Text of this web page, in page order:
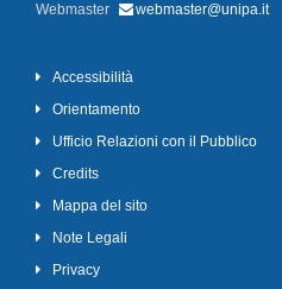
Webmaster
webmaster@unipa.it
Accessibilità
Orientamento
Ufficio Relazioni con il Pubblico
Credits
Mappa del sito
Note Legali
Privacy